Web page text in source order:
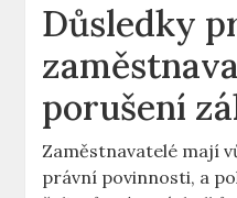
Důsledky
porušení
Zaměstnavatelé mají
právní povinnosti, a